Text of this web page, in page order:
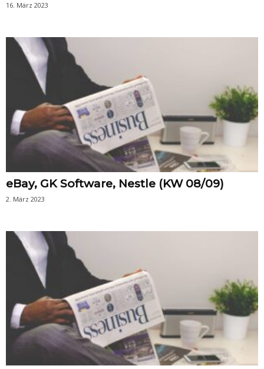
16. März 2023
eBay, GK Software, Nestle (KW 08/09)
2. März 2023